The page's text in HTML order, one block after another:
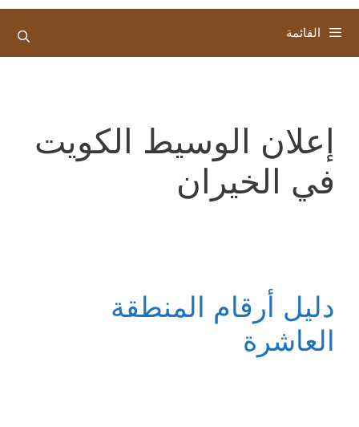
القائمة
إعلان الوسيط الكويت
في الخيران
دليل أرقام المنطقة
العاشرة